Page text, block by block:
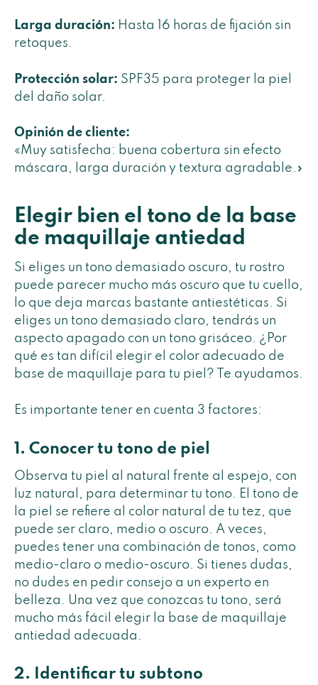
Larga duración: Hasta 16 horas de fijación sin
retoques.
Protección solar: SPF35 para proteger la piel
del daño solar.
Opinión de cliente:
«Muy satisfecha: buena cobertura sin efecto
máscara, larga duración y textura agradable.»
Elegir bien el tono de la base
de maquillaje antiedad
Si eliges un tono demasiado oscuro, tu rostro
puede parecer mucho más oscuro que tu cuello,
lo que deja marcas bastante antiestéticas. Si
eliges un tono demasiado claro, tendrás un
aspecto apagado con un tono grisáceo. ¿Por
qué es tan difícil elegir el color adecuado de
base de maquillaje para tu piel? Te ayudamos.
Es importante tener en cuenta 3 factores:
1. Conocer tu tono de piel
Observa tu piel al natural frente al espejo, con
luz natural, para determinar tu tono. El tono de
la piel se refiere al color natural de tu tez, que
puede ser claro, medio o oscuro. A veces,
puedes tener una combinación de tonos, como
medio-claro o medio-oscuro. Si tienes dudas,
no dudes en pedir consejo a un experto en
belleza. Una vez que conozcas tu tono, será
mucho más fácil elegir la base de maquillaje
antiedad adecuada.
2. Identificar tu subtono